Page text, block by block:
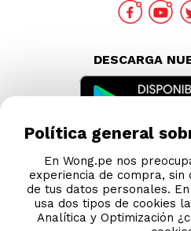
DESCARGA
Política general
En Wong.pe nos
experiencia de compra, sin
de tus datos personales. En
usa dos tipos de cookies
Analítica y Optimización